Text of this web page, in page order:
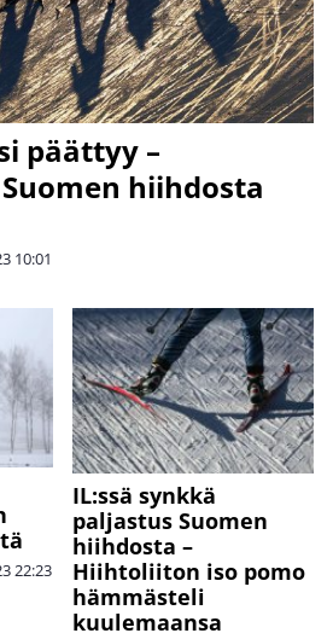
päättyy –
hiihdosta
10:01
22:23
IL:ssä synkkä
paljastus Suomen
hiihdosta –
Hiihtoliiton iso pomo
hämmästeli
kuulemaansa